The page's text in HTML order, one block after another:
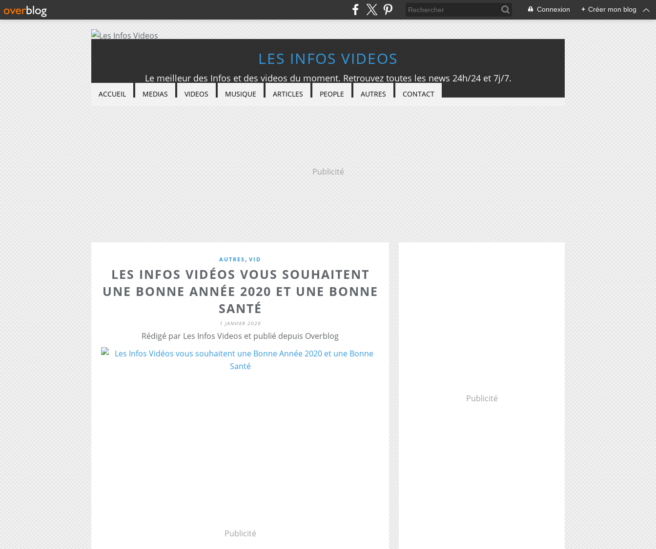
Connexion + Créer mon blog
LES INFOS VIDEOS
Le meilleur des Infos et des videos du moment. Retrouvez toutes les news 24h/24 et 7j/7.
ACCUEIL MEDIAS VIDEOS MUSIQUE ARTICLES PEOPLE AUTRES CONTACT
Publicité
AUTRES , VID
LES INFOS VIDÉOS VOUS SOUHAITENT
UNE BONNE ANNÉE 2020 ET UNE BONNE
SANTÉ
1 JANVIER 2020
Rédigé par Les Infos Videos et publié depuis Overblog
Publicité
Publicité